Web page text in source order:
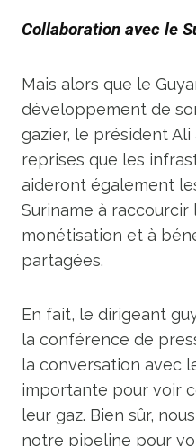
Collaboration avec le
Mais alors que le
développement de
gazier, le président
reprises que les
aideront également
Suriname à raccourcir
monétisation et à
partagées.
En fait, le dirigeant
la conférence de
la conversation avec
importante pour voir
leur gaz. Bien sûr,
notre pipeline pour